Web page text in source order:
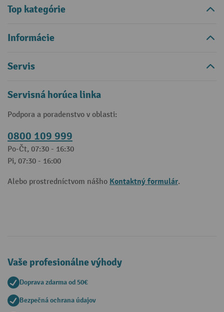
Top kategórie
Informácie
Servis
Servisná horúca linka
Podpora a poradenstvo v oblasti:
0800 109 999
Po-Čt, 07:30 - 16:30
Pi, 07:30 - 16:00
Alebo prostredníctvom nášho Kontaktný formulár.
Vaše profesionálne výhody
Doprava zdarma od 50€
Bezpečná ochrana údajov